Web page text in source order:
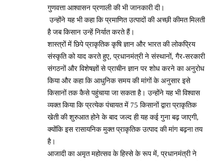
गुणवत्ता आश्वासन प्रणाली की भी जानकारी दी।
उन्होंने यह भी कहा कि प्रमाणित उत्पादों की अच्छी कीमत मिलती
है जब किसान उन्हें निर्यात करते हैं।
शास्त्रों में छिपे प्राकृतिक कृषि ज्ञान और भारत की लोकप्रिय
संस्कृति को याद करते हुए, प्रधानमंत्री ने संस्थानों, गैर-सरकारी
संगठनों और विशेषज्ञों से प्राचीन ज्ञान पर शोध करने का अनुरोध
किया और कहा कि आधुनिक समय की मांगों के अनुसार इसे
किसानों तक कैसे पहुंचाया जा सकता है। उन्होंने यह भी विश्वास
व्यक्त किया कि प्रत्येक पंचायत में 75 किसानों द्वारा प्राकृतिक
खेती की शुरुआत होने के बाद जल्द ही यह कई गुना बढ़ जाएगी,
क्योंकि इस रासायनिक मुक्त प्राकृतिक उत्पाद की मांग बढ़ना तय
है।
आजादी का अमृत महोत्सव के हिस्से के रूप में, प्रधानमंत्री ने